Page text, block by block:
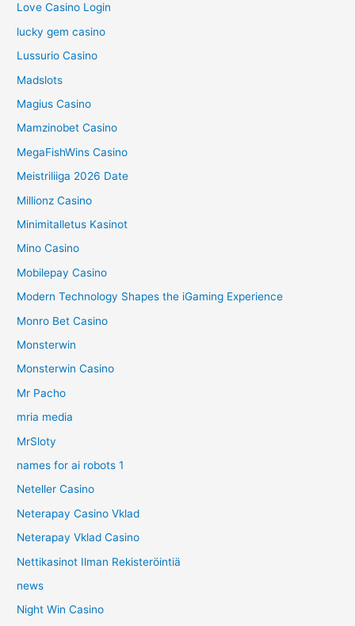
Love Casino Login
lucky gem casino
Lussurio Casino
Madslots
Magius Casino
Mamzinobet Casino
MegaFishWins Casino
Meistriliiga 2026 Date
Millionz Casino
Minimitalletus Kasinot
Mino Casino
Mobilepay Casino
Modern Technology Shapes the iGaming Experience
Monro Bet Casino
Monsterwin
Monsterwin Casino
Mr Pacho
mria media
MrSloty
names for ai robots 1
Neteller Casino
Neterapay Casino Vklad
Neterapay Vklad Casino
Nettikasinot Ilman Rekisteröintiä
news
Night Win Casino